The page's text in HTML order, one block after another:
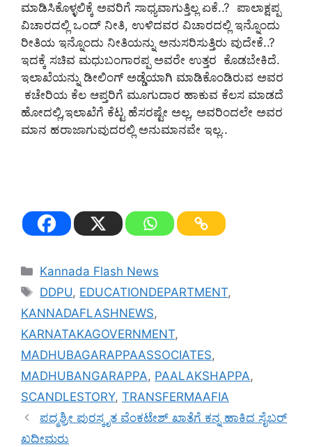
ಮಾಡಿಸಿಕೊಳ್ಳಲಿಕ್ಕೆ ಅವರಿಗೆ ಸಾಧ್ಯವಾಗುತ್ತಿಲ್ಲ ಏಕೆ..? ಪಾಲಾಕ್ಷಪ್ಪ
ವಿಚಾರದಲ್ಲಿ ಒಂದ್‌ ನೀತಿ, ಉಳಿದವರ ವಿಚಾರದಲ್ಲಿ ಇನ್ನೊಂದು
ರೀತಿಯ ಇನ್ನೊಂದು ನೀತಿಯನ್ನು ಅನುಸರಿಸುತ್ತಿರು ವುದೇಕೆ..?
ಇದಕ್ಕೆ ಸಚಿವ ಮಧುಬಂಗಾರಪ್ಪ ಅವರೇ ಉತ್ತರ ಕೊಡಬೇಕಿದೆ.
ಇಲಾಖೆಯನ್ನು ಡೀಲಿಂಗ್‌ ಅಡ್ಡೆಯಾಗಿ ಮಾಡಿಕೊಂಡಿರುವ ಅವರ
ಕಚೇರಿಯ ಕೆಲ ಆಪ್ತರಿಗೆ ಮೂಗುದಾರ ಹಾಕುವ ಕೆಲಸ ಮಾಡದೆ
ಹೋದಲ್ಲಿ,ಇಲಾಖೆಗೆ ಕೆಟ್ಟ ಹೆಸರಷ್ಟೇ ಅಲ್ಲ, ಅವರಿಂದಲೇ ಅವರ
ಮಾನ ಹರಾಜಾಗುವುದರಲ್ಲಿ ಅನುಮಾನವೇ ಇಲ್ಲ..
Categories
Kannada Flash News
Tags
DDPU, EDUCATIONDEPARTMENT,
KANNADAFLASHNEWS,
KARNATAKAGOVERNMENT,
MADHUBAGARAPPAASSOCIATES,
MADHUBANGARAPPA, PAALAKSHAPPA,
SCANDLESTORY, TRANSFERMAAFIA
ಪದ್ಮಶ್ರೀ ಪುರಸ್ಕೃತ ವೆಂಕಟೇಶ್ ಖಾತೆಗೆ ಕನ್ನ ಹಾಕಿದ ಸೈಬರ್
ಖದೀಮರು